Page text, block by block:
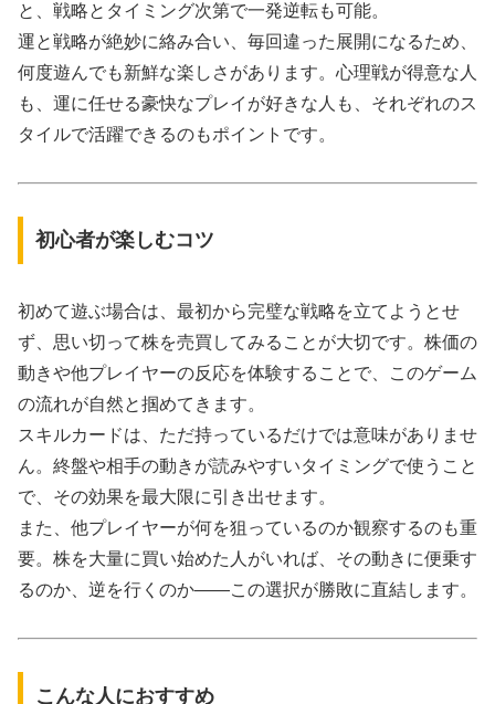
と、戦略とタイミング次第で一発逆転も可能。
運と戦略が絶妙に絡み合い、毎回違った展開になるため、
何度遊んでも新鮮な楽しさがあります。心理戦が得意な人
も、運に任せる豪快なプレイが好きな人も、それぞれのス
タイルで活躍できるのもポイントです。
初心者が楽しむコツ
初めて遊ぶ場合は、最初から完璧な戦略を立てようとせ
ず、思い切って株を売買してみることが大切です。株価の
動きや他プレイヤーの反応を体験することで、このゲーム
の流れが自然と掴めてきます。
スキルカードは、ただ持っているだけでは意味がありませ
ん。終盤や相手の動きが読みやすいタイミングで使うこと
で、その効果を最大限に引き出せます。
また、他プレイヤーが何を狙っているのか観察するのも重
要。株を大量に買い始めた人がいれば、その動きに便乗す
るのか、逆を行くのか――この選択が勝敗に直結します。
こんな人におすすめ